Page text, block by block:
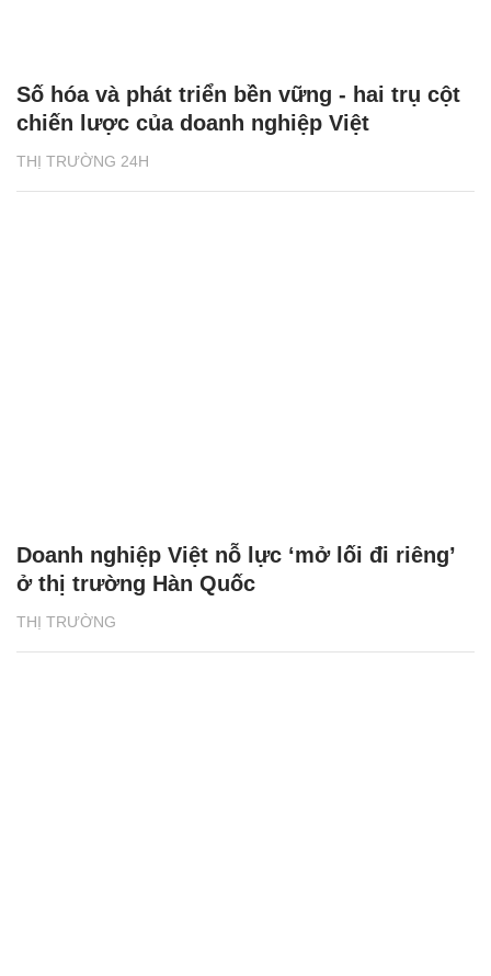
THỊ TRƯỜNG 24H
Số hóa và phát triển bền vững - hai trụ cột
chiến lược của doanh nghiệp Việt
THỊ TRƯỜNG
Doanh nghiệp Việt nỗ lực ‘mở lối đi riêng’
ở thị trường Hàn Quốc